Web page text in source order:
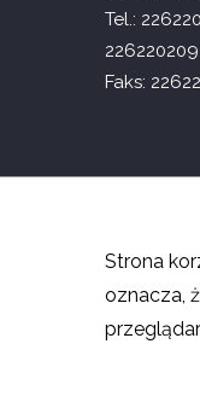
Tel.:
226220209
Faks:
Strona
oznacza,